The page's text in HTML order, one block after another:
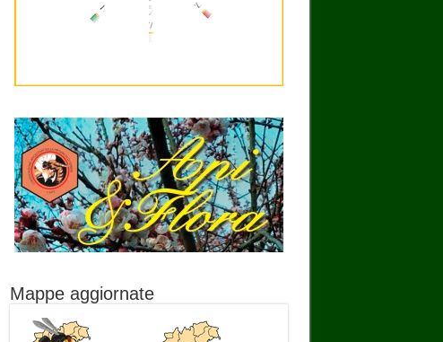
Mappe aggiornate